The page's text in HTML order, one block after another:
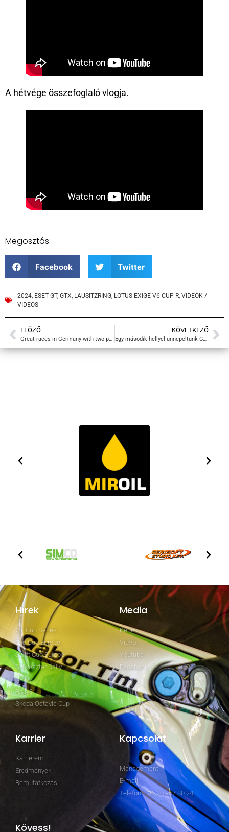
A hétvége összefoglaló vlogja.
Megosztás:
Facebook Twitter
2024, ESET GT, GTX, LAUSITZRING, LOTUS EXIGE V6 CUP-R, VIDEÓK /
VIDEOS
ELŐZŐ
Great races in Germany with two podium finishes.
KÖVETKEZŐ
Egy második hellyel ünnepeltünk Csehországban
Hírek
GT Cup Series
Clio Cup Europe
Swift Cup Europe
Szilveszter Rally
Rally2
Rally3
Skoda Octavia Cup
Media
Képek
Video
Youtube
Facebook
Karrier
Karrierem
Eredmények
Bemutatkozás
Kapcsolat
Management
E-mail
Telefon: +36 20 967 80 24
Kövess!